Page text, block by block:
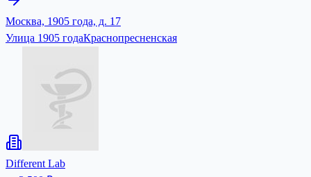
Москва, 1905 года, д. 17
Улица 1905 годаКраснопресненская
Different Lab